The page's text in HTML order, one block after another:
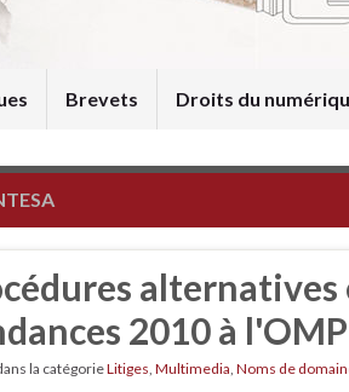
Brevets Droits du
alternatives
2010 à
la catégorieLitiges, Multimedia, Noms de